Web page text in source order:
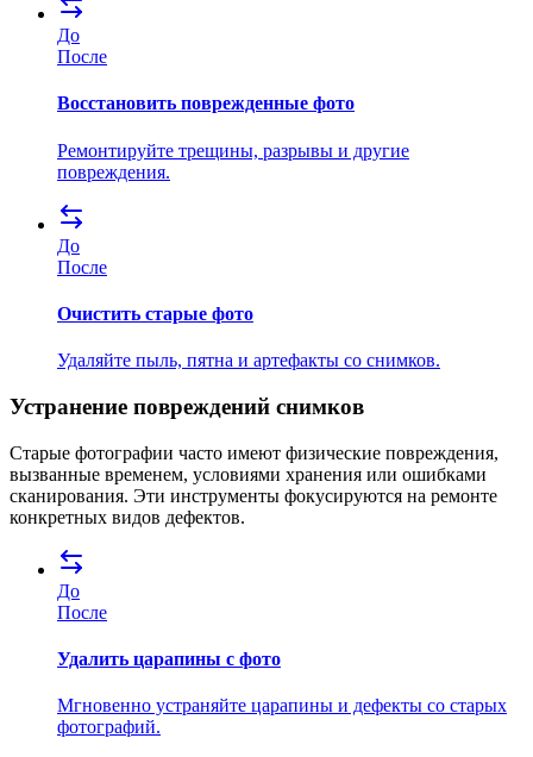
До
После
Восстановить поврежденные фото
Ремонтируйте трещины, разрывы и другие
повреждения.
До
После
Очистить старые фото
Удаляйте пыль, пятна и артефакты со снимков.
Устранение повреждений снимков
Старые фотографии часто имеют физические повреждения,
вызванные временем, условиями хранения или ошибками
сканирования. Эти инструменты фокусируются на ремонте
конкретных видов дефектов.
До
После
Удалить царапины с фото
Мгновенно устраняйте царапины и дефекты со старых
фотографий.